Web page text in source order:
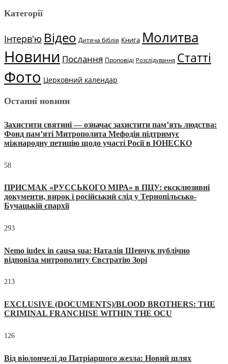
Категорії
Інтерв'ю Відео Дитяча біблія Книга Молитва
Новини Послання Проповіді Розслідування Статті
Фото Церковний календар
Останні новини
Захистити святині — означає захистити пам’ять людства:
Фонд пам’яті Митрополита Мефодія підтримує
міжнародну петицію щодо участі Росії в ЮНЕСКО
58
ПРИСМАК «РУССЬКОГО МІРА» в ПЦУ: ексклюзивні
документи, вирок і російський слід у Тернопільсько-
Бучацькій єпархії
293
Nemo iudex in causa sua: Наталія Шевчук публічно
відповіла митрополиту Євстратію Зорі
213
EXCLUSIVE (DOCUMENTS)/BLOOD BROTHERS: THE
CRIMINAL FRANCHISE WITHIN THE OCU
126
Від віолончелі до Патріаршого жезла: Новий шлях